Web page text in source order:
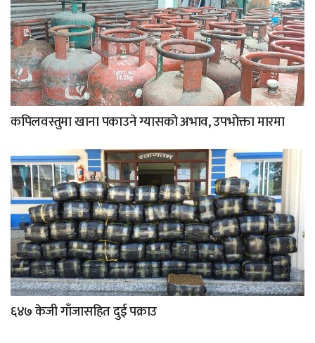
कपिलवस्तुमा खाना पकाउने ग्यासको अभाव, उपभोक्ता मारमा
६४७ केजी गाँजासहित दुई पक्राउ